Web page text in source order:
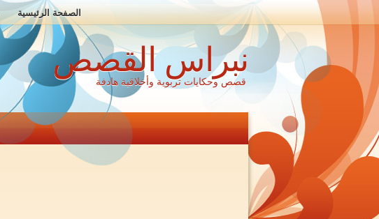
الصفحة الرئيسية
نبراس القصص
قصص وحكايات تربوية وأخلاقية هادفة